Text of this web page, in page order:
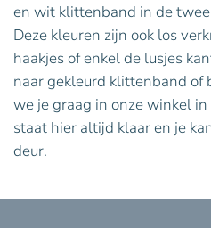
en wit klittenband in de
Deze kleuren zijn ook los
haakjes of enkel de lusjes
naar gekleurd klittenband of
we je graag in onze winkel
staat hier altijd klaar en je
deur.